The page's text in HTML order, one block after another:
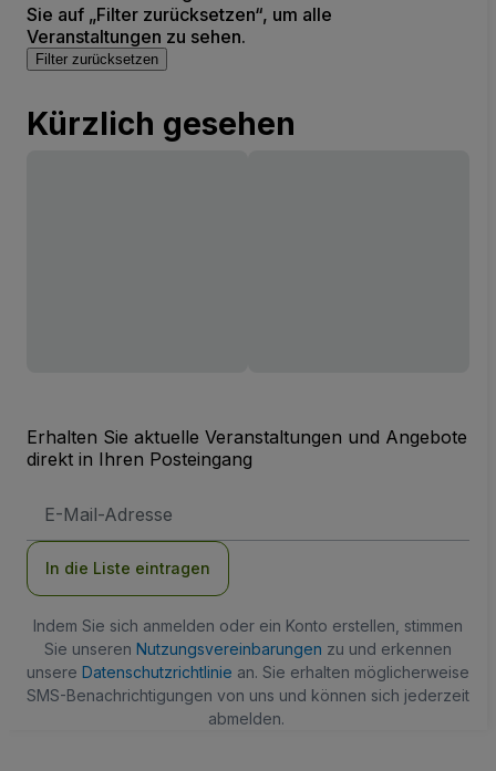
Sie auf „Filter zurücksetzen“, um alle
Veranstaltungen zu sehen.
Filter zurücksetzen
Kürzlich gesehen
Erhalten Sie aktuelle Veranstaltungen und Angebote
direkt in Ihren Posteingang
Mail-
In die Liste eintragen
Indem Sie sich anmelden oder ein Konto erstellen, stimmen
Sie unseren Nutzungsvereinbarungen zu und erkennen
unsere Datenschutzrichtlinie an. Sie erhalten möglicherweise
SMS-Benachrichtigungen von uns und können sich jederzeit
abmelden.